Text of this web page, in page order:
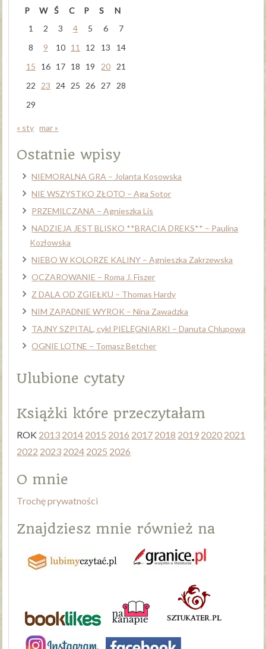
P
W Ś C P S
N
1
2 3 4 5 6
7
8
9 10 11 12 13
14
15
16 17 18 19 20
21
22
23 24 25 26 27
28
29
« sty mar »
Ostatnie wpisy
NIEMORALNA GRA – Jolanta Kosowska
NIE WSZYSTKO ZŁOTO – Aga Sotor
PRZEMILCZANA – Agnieszka Lis
NADZIEJA JEST BLISKO **BRACIA DREKS** – Paulina
Kozłowska
NIEBO W KOLORZE KALINY – Agnieszka Zakrzewska
OCZAROWANIE – Roma J. Fiszer
Z DALA OD ZGIEŁKU – Thomas Hardy
NIM ZAPADNIE WYROK – Nina Zawadzka
TAJNY SZPITAL, cykl PIELĘGNIARKI – Danuta Chlupowa
OGNIE LOTNE – Tomasz Betcher
Ulubione cytaty
Książki które przeczytałam
ROK 2013 2014 2015 2016 2017 2018 2019 2020 2021
2022 2023 2024 2025 2026
O mnie
Trochę prywatności
Znajdziesz mnie również na